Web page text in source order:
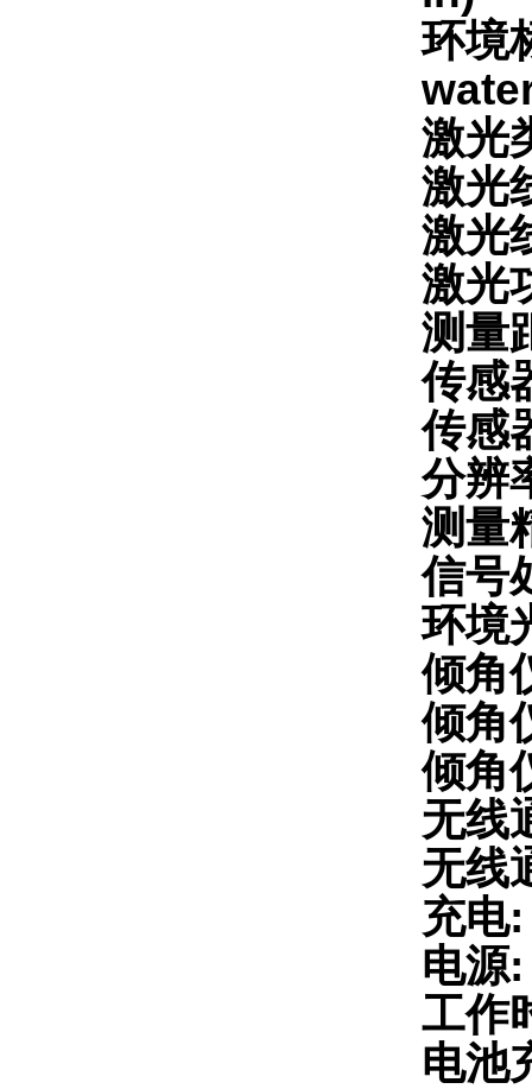
环境
激光
激光
激光
激光
测量
传感
传感
分
测量
信号
环境
倾角
倾角
倾角
无线
无线
充电
电源
工作
电池